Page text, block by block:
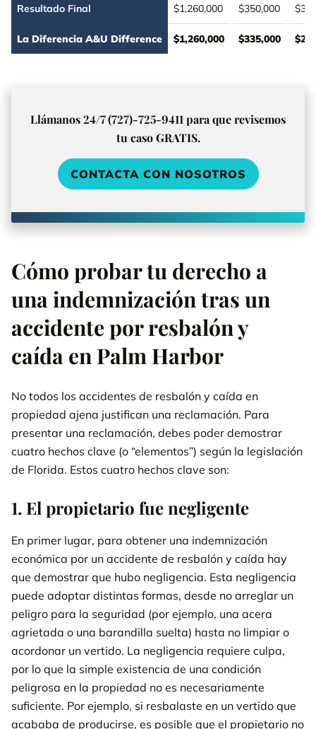
Resultado Final
La Diferencia A&U Difference
$1,260,000
$1,260,000
$350,000
$335,000
Llámanos 24/7 (727)-725-9411 para que revisemos
tu caso GRATIS.
CONTACTA CON NOSOTROS
Cómo probar tu derecho a
una indemnización tras un
accidente por resbalón y
caída en Palm Harbor
No todos los accidentes de resbalón y caída en
propiedad ajena justifican una reclamación. Para
presentar una reclamación, debes poder demostrar
cuatro hechos clave (o “elementos”) según la legislación
de Florida. Estos cuatro hechos clave son:
1. El propietario fue negligente
En primer lugar, para obtener una indemnización
económica por un accidente de resbalón y caída hay
que demostrar que hubo negligencia. Esta negligencia
puede adoptar distintas formas, desde no arreglar un
peligro para la seguridad (por ejemplo, una acera
agrietada o una barandilla suelta) hasta no limpiar o
acordonar un vertido. La negligencia requiere culpa,
por lo que la simple existencia de una condición
peligrosa en la propiedad no es necesariamente
suficiente. Por ejemplo, si resbalaste en un vertido que
acababa de producirse, es posible que el propietario no